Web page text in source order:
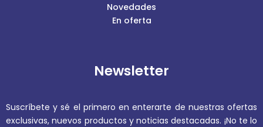
Novedades
En oferta
Newsletter
Suscríbete y sé el primero en enterarte de nuestras ofertas
exclusivas, nuevos productos y noticias destacadas. ¡No te lo